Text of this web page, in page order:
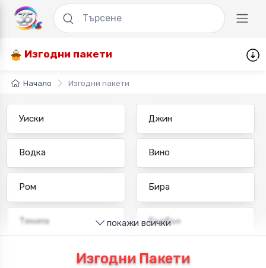
Изгодни пакети
Начало Изгодни пакети
Уиски Джин
Водка Вино
Ром Бира
Текила Бърбън
Ракия
покажи всички
Изгодни Пакети